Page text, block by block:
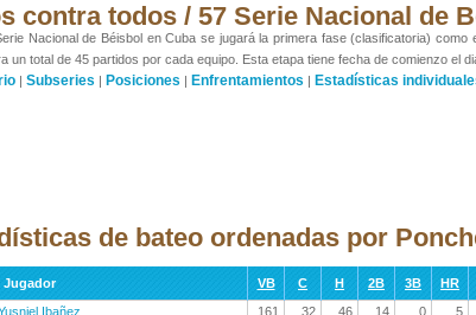
contra todos / 57 Serie Nacional de
Nacional de Béisbol en Cuba se jugará la primera fase (clasificatoria)
un total de 45 partidos por cada equipo. Esta etapa tiene fecha de comienzo el
| Subseries | Posiciones | Enfrentamientos | Estadísticas
de bateo ordenadas por
Jugador VB C H 2B 3B HR
Ibañez 161 32 46 14 0 5